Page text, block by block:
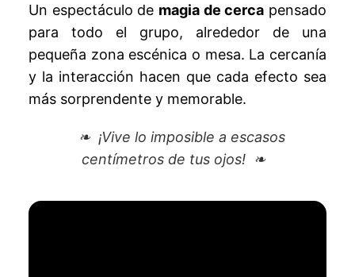
Un espectáculo de magia de cerca pensado
para todo el grupo, alrededor de una
pequeña zona escénica o mesa. La cercanía
y la interacción hacen que cada efecto sea
más sorprendente y memorable.
¡Vive lo imposible a escasos
centímetros de tus ojos!